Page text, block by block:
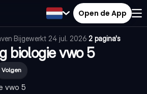
Open de App
·Bijgewerkt 24 jul. 2026·2 pagina's
biologie vwo 5
Volgen
vwo 5